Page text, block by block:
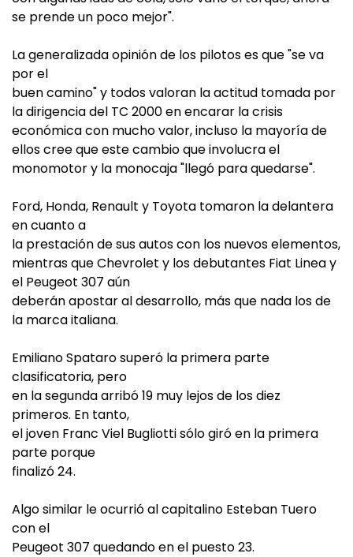
se prende un poco mejor".
La generalizada opinión de los pilotos es que "se va
por el
buen camino" y todos valoran la actitud tomada por
la dirigencia del TC 2000 en encarar la crisis
económica con mucho valor, incluso la mayoría de
ellos cree que este cambio que involucra el
monomotor y la monocaja "llegó para quedarse".
Ford, Honda, Renault y Toyota tomaron la delantera
en cuanto a
la prestación de sus autos con los nuevos elementos,
mientras que Chevrolet y los debutantes Fiat Linea y
el Peugeot 307 aún
deberán apostar al desarrollo, más que nada los de
la marca italiana.
Emiliano Spataro superó la primera parte
clasificatoria, pero
en la segunda arribó 19 muy lejos de los diez
primeros. En tanto,
el joven Franc Viel Bugliotti sólo giró en la primera
parte porque
finalizó 24.
Algo similar le ocurrió al capitalino Esteban Tuero
con el
Peugeot 307 quedando en el puesto 23.